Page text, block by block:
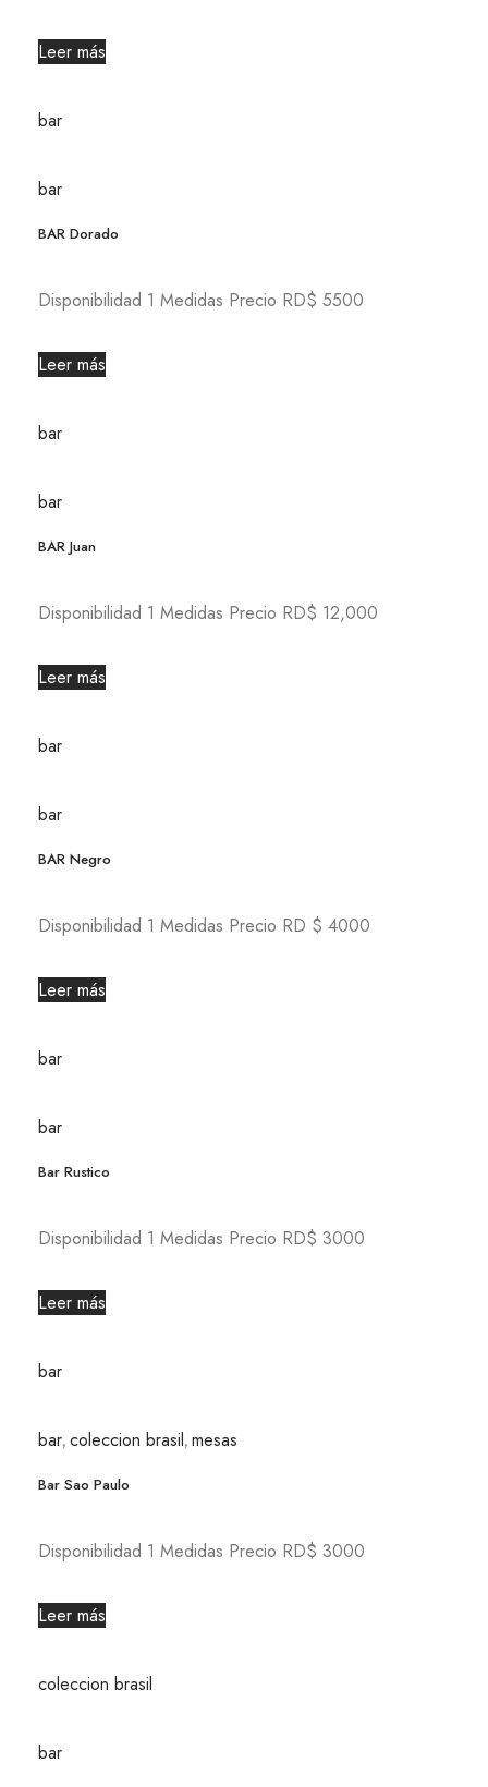
Leer más
bar
bar
BAR Dorado
Disponibilidad 1 Medidas Precio RD$ 5500
Leer más
bar
bar
BAR Juan
Disponibilidad 1 Medidas Precio RD$ 12,000
Leer más
bar
bar
BAR Negro
Disponibilidad 1 Medidas Precio RD $ 4000
Leer más
bar
bar
Bar Rustico
Disponibilidad 1 Medidas Precio RD$ 3000
Leer más
bar
bar, coleccion brasil, mesas
Bar Sao Paulo
Disponibilidad 1 Medidas Precio RD$ 3000
Leer más
coleccion brasil
bar